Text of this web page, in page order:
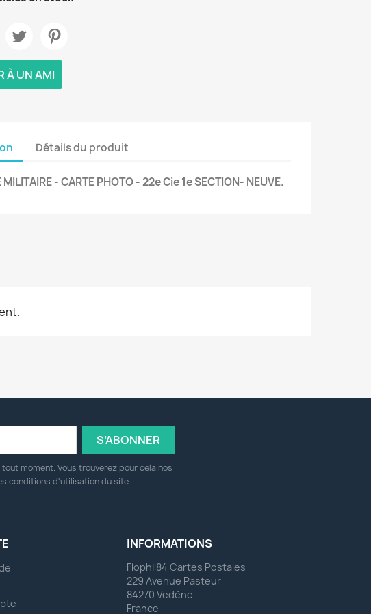
À UN AMI
Détails du produit
MILITAIRE - CARTE PHOTO - 22e Cie 1e SECTION- NEUVE.
moment. Vous trouverez pour cela nos
conditions d'utilisation du site.
INFORMATIONS
Flophil84 Cartes Postales
229 Avenue Pasteur
84270 Vedène
France